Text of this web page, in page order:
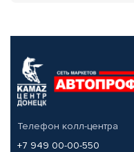
Телефон колл-центра
+7 949 00-00-550